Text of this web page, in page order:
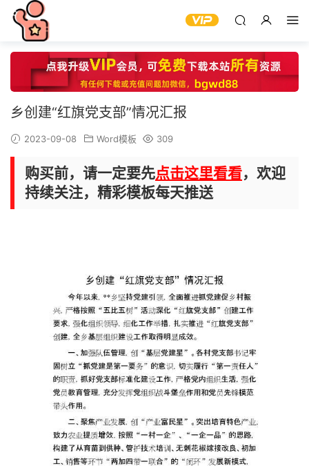
乡创建“红旗党支部”情况汇报
2023-09-08 Word模板 309
购买前，请一定要先点击这里看看，欢迎
持续关注，精彩模板每天推送